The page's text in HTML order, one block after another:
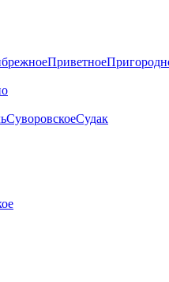
Приветное
СуворовскоеСудак